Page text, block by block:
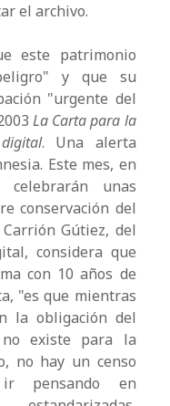
el archivo.
este patrimonio
y que su
"urgente del
La Carta para la
. Una alerta
Este mes, en
unas
conservación del
Gútiez, del
considera que
con 10 años de
"es que mientras
la obligación del
existe para la
no hay un censo
pensando en